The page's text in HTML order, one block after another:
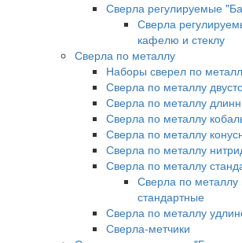
Сверла регулируемые
Сверла
кафелю и стеклу
Сверла по металлу
Наборы сверел по
Сверла по металлу
Сверла по металлу
Сверла по металлу
Сверла по металлу
Сверла по металлу
Сверла по металлу
Сверла по
стандартные
Сверла по металлу
Сверла-метчики